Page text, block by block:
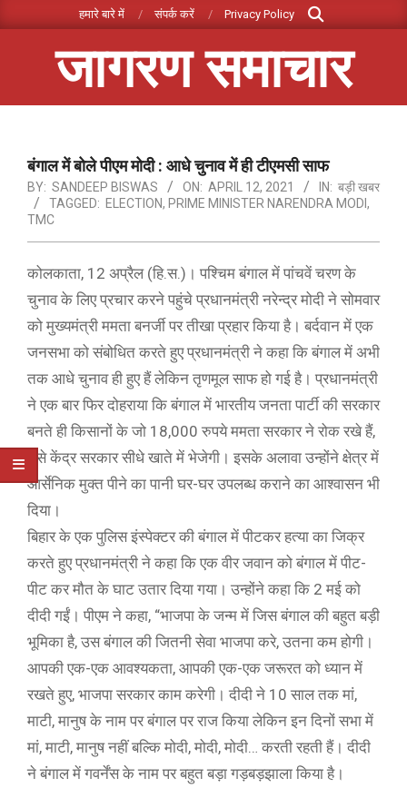
to
हमारे बारे में संपर्क करें Privacy Policy
Search
जागरण समाचार
Menuबंगाल में बोले पीएम मोदी : आधे चुनाव में ही टीएमसी साफ
BY: SANDEEP BISWAS ON: APRIL 12, 2021 IN: बड़ी खबर
TAGGED: ELECTION, PRIME MINISTER NARENDRA MODI ,
TMC
कोलकाता, 12 अप्रैल (हि.स.)। पश्चिम बंगाल में पांचवें चरण के
चुनाव के लिए प्रचार करने पहुंचे प्रधानमंत्री नरेन्द्र मोदी ने सोमवार
को मुख्यमंत्री ममता बनर्जी पर तीखा प्रहार किया है। बर्दवान में एक
जनसभा को संबोधित करते हुए प्रधानमंत्री ने कहा कि बंगाल में अभी
तक आधे चुनाव ही हुए हैं लेकिन तृणमूल साफ हो गई है। प्रधानमंत्री
ने एक बार फिर दोहराया कि बंगाल में भारतीय जनता पार्टी की सरकार
बनते ही किसानों के जो 18,000 रुपये ममता सरकार ने रोक रखे हैं,
उसे केंद्र सरकार सीधे खाते में भेजेगी। इसके अलावा उन्होंने क्षेत्र में
आर्सेनिक मुक्त पीने का पानी घर-घर उपलब्ध कराने का आश्वासन भी
दिया।
बिहार के एक पुलिस इंस्पेक्टर की बंगाल में पीटकर हत्या का जिक्र
करते हुए प्रधानमंत्री ने कहा कि एक वीर जवान को बंगाल में पीट-
पीट कर मौत के घाट उतार दिया गया। उन्होंने कहा कि 2 मई को
दीदी गईं। पीएम ने कहा, “भाजपा के जन्म में जिस बंगाल की बहुत बड़ी
भूमिका है, उस बंगाल की जितनी सेवा भाजपा करे, उतना कम होगी।
आपकी एक-एक आवश्यकता, आपकी एक-एक जरूरत को ध्यान में
रखते हुए, भाजपा सरकार काम करेगी। दीदी ने 10 साल तक मां,
माटी, मानुष के नाम पर बंगाल पर राज किया लेकिन इन दिनों सभा में
मां, माटी, मानुष नहीं बल्कि मोदी, मोदी, मोदी… करती रहती हैं। दीदी
ने बंगाल में गवर्नेंस के नाम पर बहुत बड़ा गड़बड़झाला किया है।